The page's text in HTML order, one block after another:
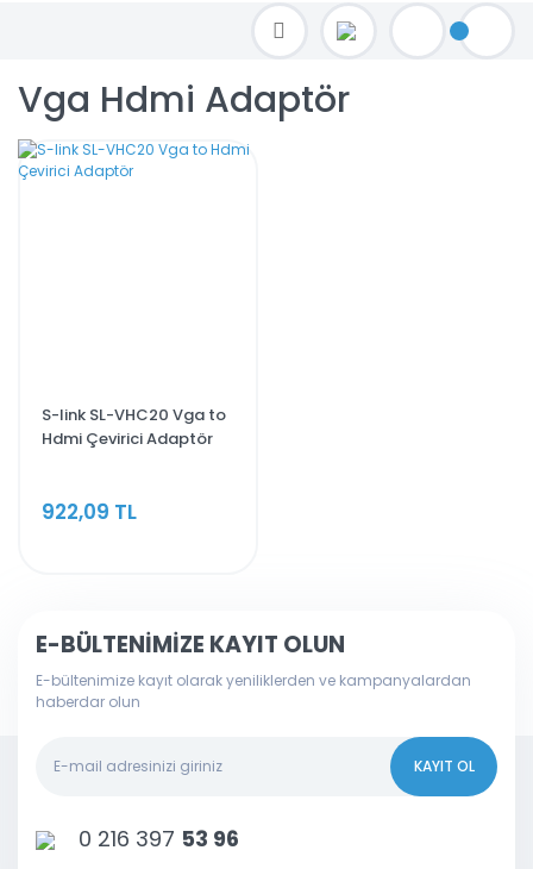
TOPTAN FİYAT ALMAK İÇİN satis@toptanbilgisayar.net MAİL ATINIZ.
SİPARİŞLERİNİZİ AYNI GÜN KARGO İLE GÖNDERİYORUZ!
Vga Hdmi Adaptör
S-link SL-VHC20 Vga to
Hdmi Çevirici Adaptör
922,09 TL
E-BÜLTENİMİZE KAYIT OLUN
E-bültenimize kayıt olarak yeniliklerden ve kampanyalardan
haberdar olun
KAYIT OL
0 216 397 53 96